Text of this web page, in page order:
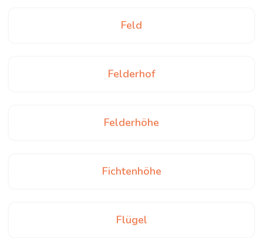
Feld
Felderhof
Felderhöhe
Fichtenhöhe
Flügel